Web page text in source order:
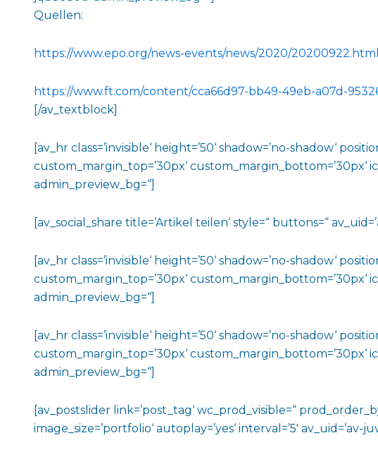
Quellen:
https://www.epo.org/news-events/news/2020/20200922.html
https://www.ft.com/content/cca66d97-bb49-49eb-a07d-
[/av_textblock]
[av_hr class=’invisible‘ height=’50‘ shadow=’no-shadow‘
custom_margin_top=’30px‘ custom_margin_bottom=’30px‘
admin_preview_bg=“]
[av_social_share title=’Artikel teilen‘ style=“ buttons=“
[av_hr class=’invisible‘ height=’50‘ shadow=’no-shadow‘
custom_margin_top=’30px‘ custom_margin_bottom=’30px‘
admin_preview_bg=“]
[av_hr class=’invisible‘ height=’50‘ shadow=’no-shadow‘
custom_margin_top=’30px‘ custom_margin_bottom=’30px‘
admin_preview_bg=“]
[av_postslider link=’post_tag‘ wc_prod_visible=“
image_size=’portfolio‘ autoplay=’yes‘ interval=’5′ av_uid=’av-